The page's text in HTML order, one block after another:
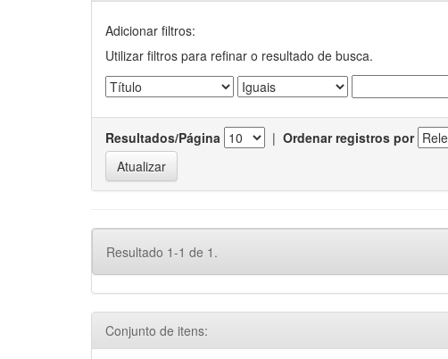
Adicionar filtros:
Utilizar filtros para refinar o resultado de busca.
Resultados/Página | Ordenar registros por
Resultado 1-1 de 1.
Conjunto de itens: